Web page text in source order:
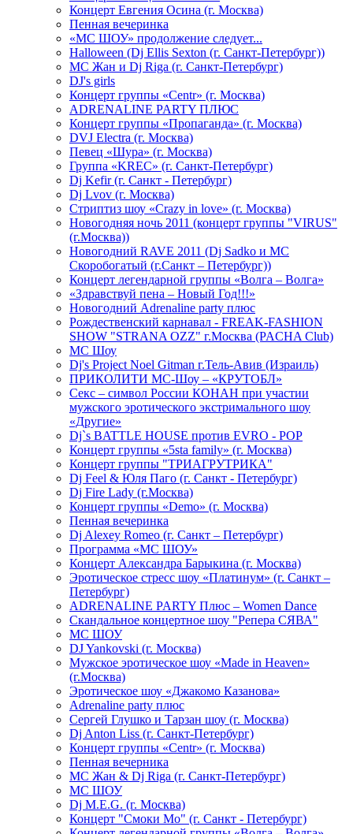
Концерт Евгения Осина (г. Москва)
Пенная вечеринка
«МС ШОУ» продолжение следует...
Halloween (Dj Ellis Sexton (г. Санкт-Петербург))
МС Жан и Dj Riga (г. Санкт-Петербург)
DJ's girls
Концерт группы «Centr» (г. Москва)
ADRENALINE PARTY ПЛЮС
Концерт группы «Пропаганда» (г. Москва)
DVJ Electra (г. Москва)
Певец «Шура» (г. Москва)
Группа «KREC» (г. Санкт-Петербург)
Dj Kefir (г. Санкт - Петербург)
Dj Lvov (г. Москва)
Стриптиз шоу «Crazy in love» (г. Москва)
Новогодняя ночь 2011 (концерт группы "VIRUS"
(г.Москва))
Новогодний RAVE 2011 (Dj Sadko и MC
Скоробогатый (г.Санкт – Петербург))
Концерт легендарной группы «Волга – Волга»
«Здравствуй пена – Новый Год!!!»
Новогодний Adrenaline party плюс
Рождественский карнавал - FREAK-FASHION
SHOW "STRANA OZZ" г.Москва (PACHA Club)
MC Шоу
Dj's Project Noel Gitman г.Тель-Авив (Израиль)
ПРИКОЛИТИ МС-Шоу – «КРУТОБЛ»
Секс – символ России КОНАН при участии
мужского эротического экстримального шоу
«Другие»
Dj`s BATTLE HOUSE против EVRO - POP
Концерт группы «5sta family» (г. Москва)
Концерт группы "ТРИАГРУТРИКА"
Dj Feel & Юля Паго (г. Санкт - Петербург)
Dj Fire Lady (г.Москва)
Концерт группы «Demo» (г. Москва)
Пенная вечеринка
Dj Alexey Romeo (г. Санкт – Петербург)
Программа «МС ШОУ»
Концерт Александра Барыкина (г. Москва)
Эротическое стресс шоу «Платинум» (г. Санкт –
Петербург)
ADRENALINE PARTY Плюс – Women Dance
Скандальное концертное шоу "Репера СЯВА"
МС ШОУ
DJ Yankovski (г. Москва)
Мужское эротическое шоу «Made in Heaven»
(г.Москва)
Эротическое шоу «Джакомо Казанова»
Adrenaline party плюс
Сергей Глушко и Тарзан шоу (г. Москва)
Dj Anton Liss (г. Санкт-Петербург)
Концерт группы «Centr» (г. Москва)
Пенная вечерника
МС Жан & Dj Riga (г. Санкт-Петербург)
МС ШОУ
Dj M.E.G. (г. Москва)
Концерт "Смоки Мо" (г. Санкт - Петербург)